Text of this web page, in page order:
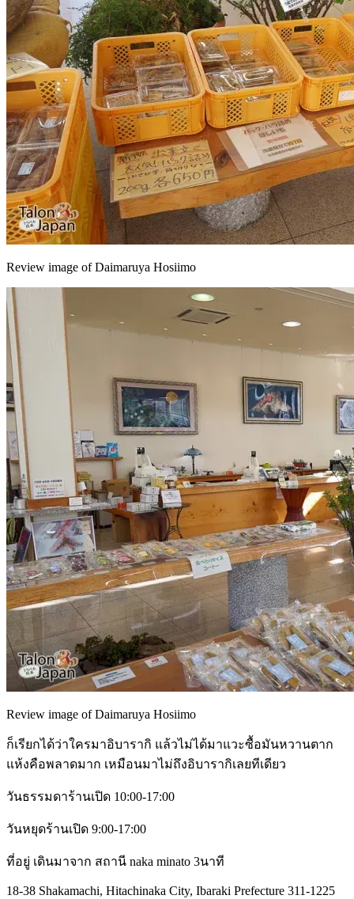
Review image of Daimaruya Hosiimo
Review image of Daimaruya Hosiimo
ก็เรียกได้ว่าใครมาอิบารากิ แล้วไม่ได้มาแวะซื้อมันหวานตาก
แห้งคือพลาดมาก เหมือนมาไม่ถึงอิบารากิเลยทีเดียว
วันธรรมดาร้านเปิด 10:00-17:00
วันหยุดร้านเปิด 9:00-17:00
ที่อยู่ เดินมาจาก สถานี naka minato 3นาที
18-38 Shakamachi, Hitachinaka City, Ibaraki Prefecture 311-1225